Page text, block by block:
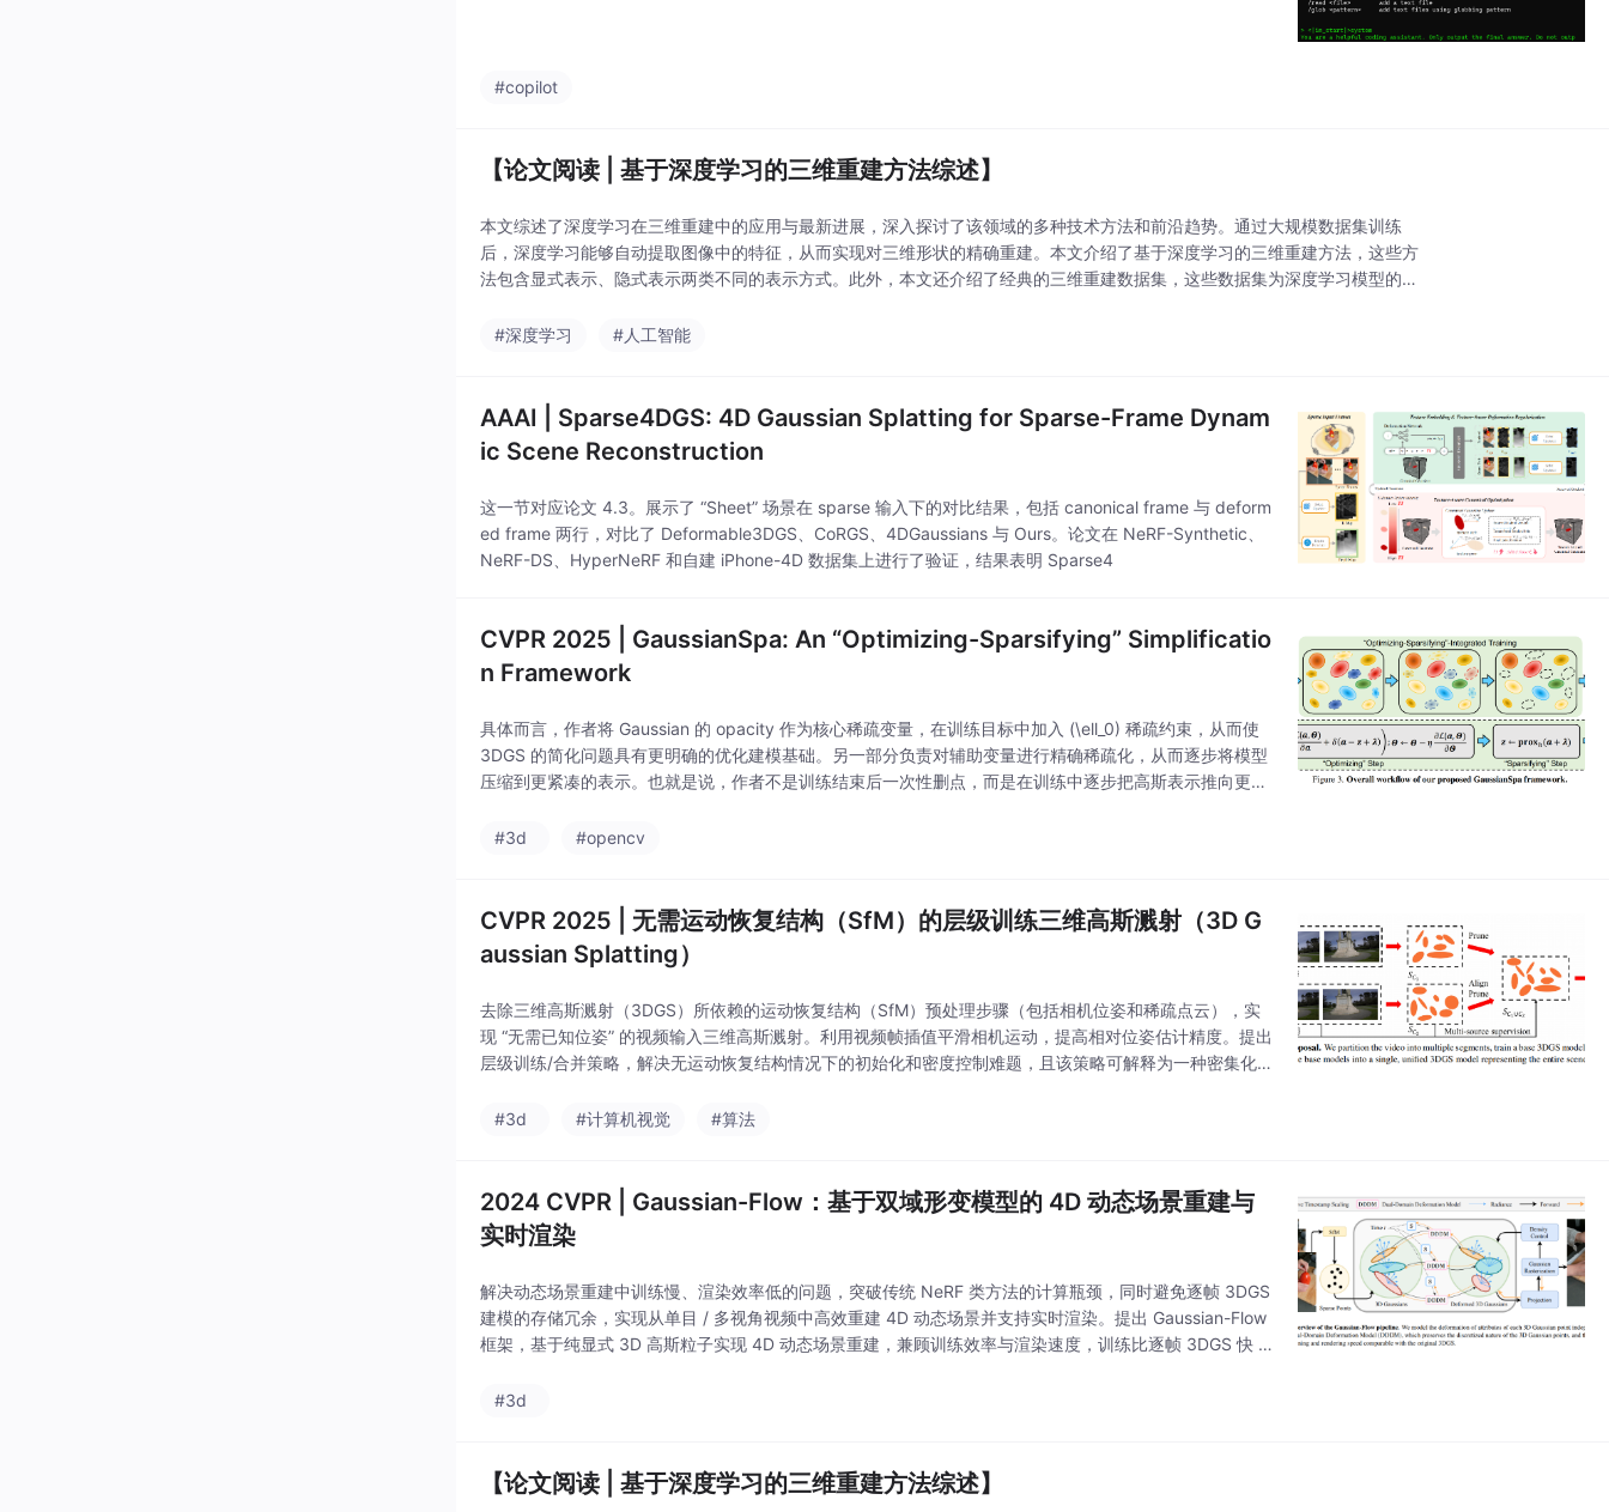
#copilot
【论文阅读 | 基于深度学习的三维重建方法综述】
本文综述了深度学习在三维重建中的应用与最新进展，深入探讨了该领域的多种技术方法和前沿趋势。通过大规模数据集训练
后，深度学习能够自动提取图像中的特征，从而实现对三维形状的精确重建。本文介绍了基于深度学习的三维重建方法，这些方
法包含显式表示、隐式表示两类不同的表示方式。此外，本文还介绍了经典的三维重建数据集，这些数据集为深度学习模型的训
#深度学习
#人工智能
AAAI | Sparse4DGS: 4D Gaussian Splatting for Sparse-Frame Dynam
ic Scene Reconstruction
这一节对应论文 4.3。展示了 “Sheet” 场景在 sparse 输入下的对比结果，包括 canonical frame 与 deform
ed frame 两行，对比了 Deformable3DGS、CoRGS、4DGaussians 与 Ours。论文在 NeRF-Synthetic、
NeRF-DS、HyperNeRF 和自建 iPhone-4D 数据集上进行了验证，结果表明 Sparse4
CVPR 2025 | GaussianSpa: An “Optimizing-Sparsifying” Simplificatio
n Framework
具体而言，作者将 Gaussian 的 opacity 作为核心稀疏变量，在训练目标中加入 (\ell_0) 稀疏约束，从而使
3DGS 的简化问题具有更明确的优化建模基础。另一部分负责对辅助变量进行精确稀疏化，从而逐步将模型
压缩到更紧凑的表示。也就是说，作者不是训练结束后一次性删点，而是在训练中逐步把高斯表示推向更稀
#3d
#opencv
CVPR 2025 | 无需运动恢复结构（SfM）的层级训练三维高斯溅射（3D G
aussian Splatting）
去除三维高斯溅射（3DGS）所依赖的运动恢复结构（SfM）预处理步骤（包括相机位姿和稀疏点云），实
现 “无需已知位姿” 的视频输入三维高斯溅射。利用视频帧插值平滑相机运动，提高相对位姿估计精度。提出
层级训练/合并策略，解决无运动恢复结构情况下的初始化和密度控制难题，且该策略可解释为一种密集化
体形成无需运动
#3d #计算机视觉 #算法
2024 CVPR | Gaussian-Flow：基于双域形变模型的 4D 动态场景重建与
实时渲染
解决动态场景重建中训练慢、渲染效率低的问题，突破传统 NeRF 类方法的计算瓶颈，同时避免逐帧 3DGS
建模的存储冗余，实现从单目 / 多视角视频中高效重建 4D 动态场景并支持实时渲染。提出 Gaussian-Flow
框架，基于纯显式 3D 高斯粒子实现 4D 动态场景重建，兼顾训练效率与渲染速度，训练比逐帧 3DGS 快 5
#3d
【论文阅读 | 基于深度学习的三维重建方法综述】